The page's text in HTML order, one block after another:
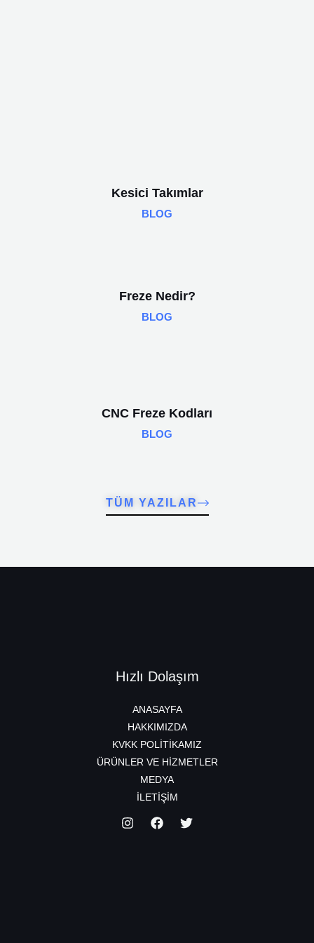
Kesici Takımlar
BLOG
Freze Nedir?
BLOG
CNC Freze Kodları
BLOG
TÜM YAZILAR
Hızlı Dolaşım
ANASAYFA
HAKKIMIZDA
KVKK POLİTİKAMIZ
ÜRÜNLER VE HİZMETLER
MEDYA
İLETİŞİM